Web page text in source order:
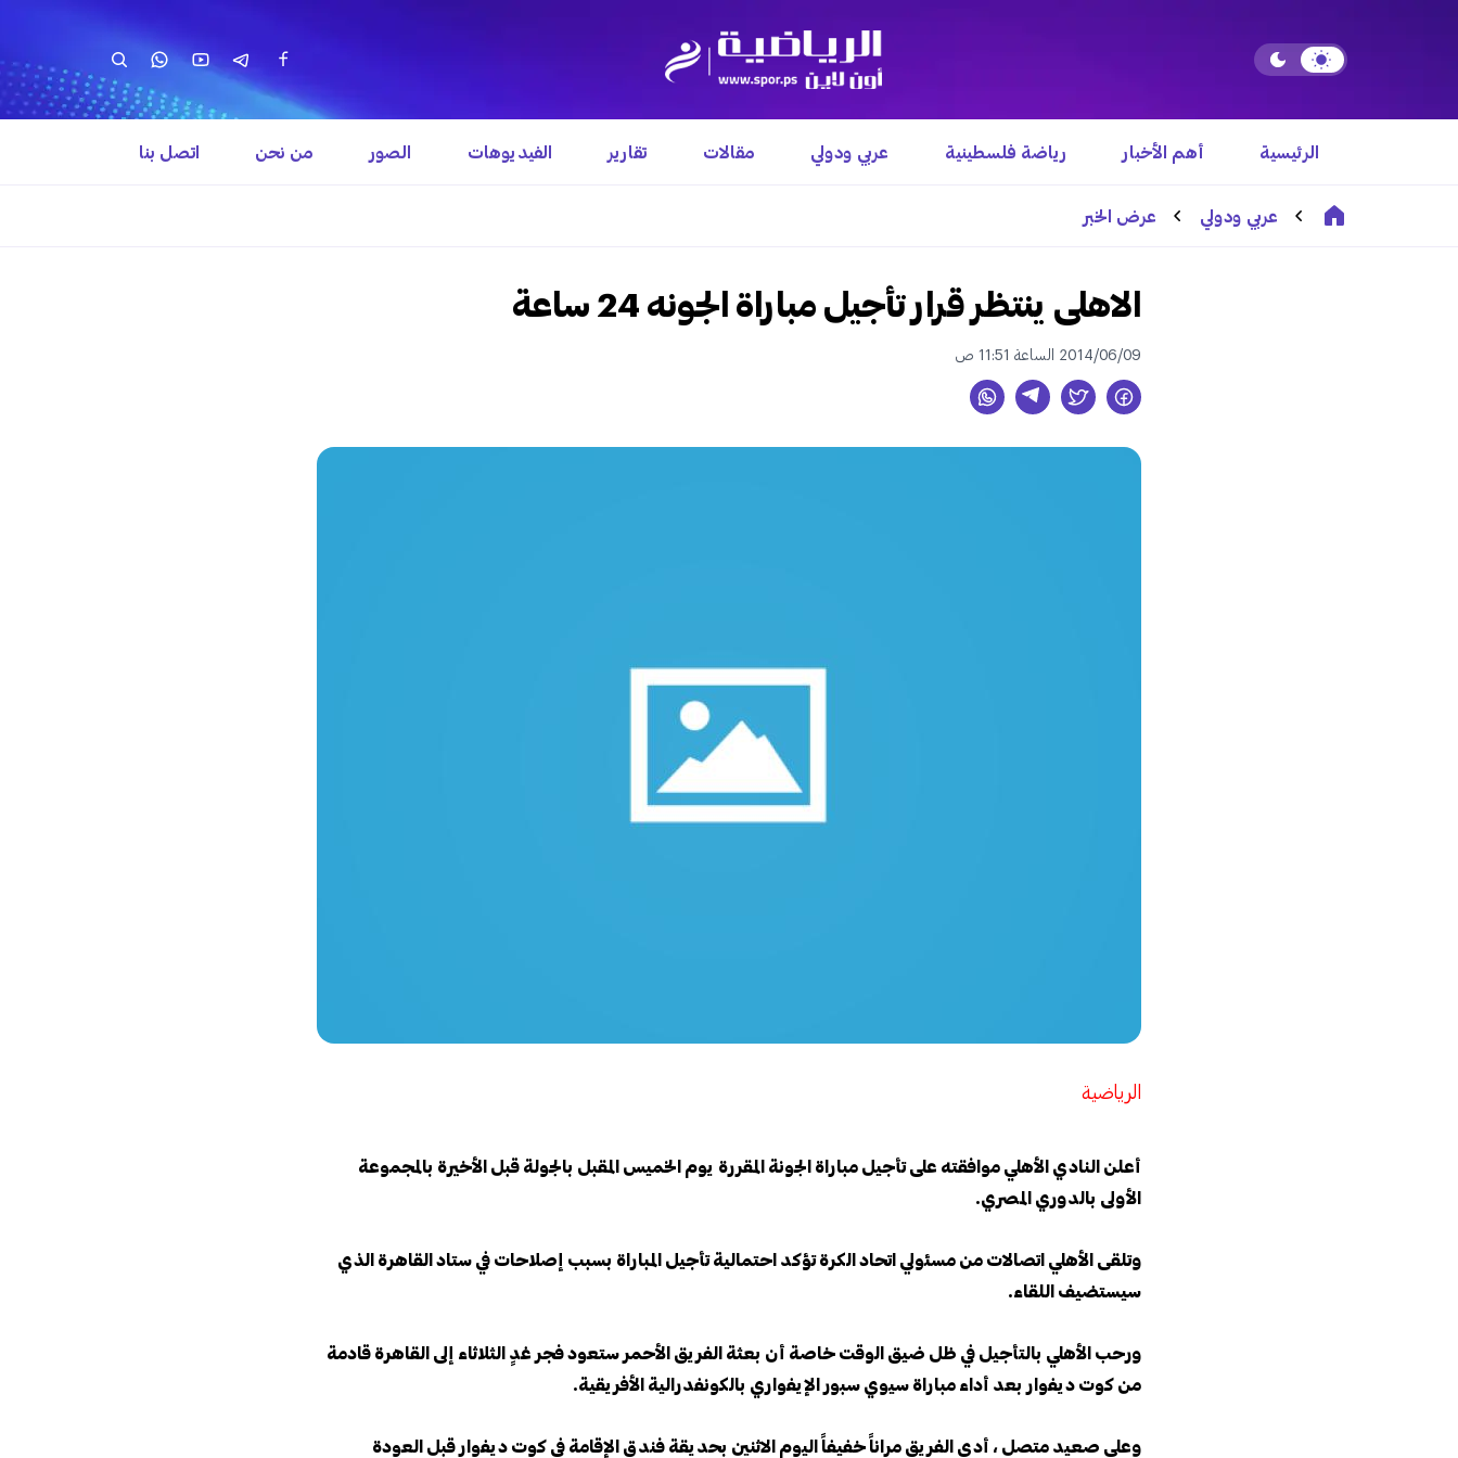
الرئيسية أهم الأخبار رياضة فلسطينية عربي ودولي مقالات تقارير الفيديوهات الصور من نحن اتصل بنا
عربي ودولي عرض الخبر
الاهلى ينتظر قرار تأجيل مباراة الجونه 24 ساعة
2014/06/09 الساعة 11:51 ص
الرياضية
أعلن النادي الأهلي موافقته على تأجيل مباراة الجونة المقررة يوم الخميس المقبل بالجولة قبل الأخيرة بالمجموعة
الأولى بالدوري المصري.
وتلقى الأهلي اتصالات من مسئولي اتحاد الكرة تؤكد احتمالية تأجيل المباراة بسبب إصلاحات في ستاد القاهرة الذي
سيستضيف اللقاء.
ورحب الأهلي بالتأجيل في ظل ضيق الوقت خاصة أن بعثة الفريق الأحمر ستعود فجر غدٍ الثلاثاء إلى القاهرة قادمة
من كوت ديفوار بعد أداء مباراة سيوي سبور الإيفواري بالكونفدرالية الأفريقية.
وعلى صعيد متصل ، أدى الفريق مراناً خفيفاً اليوم الاثنين بحديقة فندق الإقامة في كوت ديفوار قبل العودة